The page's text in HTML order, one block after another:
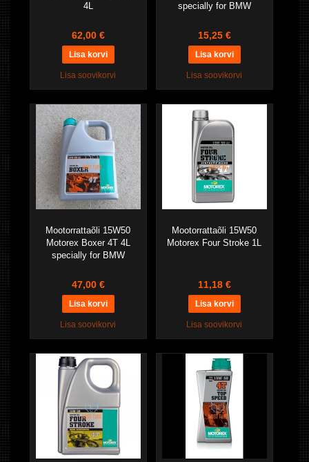
4L
62,00 €
Lisa soovikorvi
specially for BMW
15,25 €
Lisa soovikorvi
Mootorrattaõli 15W50
Motorex Boxer 4T 4L
specially for BMW
47,00 €
Lisa soovikorvi
Mootorrattaõli 15W50
Motorex Four Stroke 1L
11,18 €
Lisa soovikorvi